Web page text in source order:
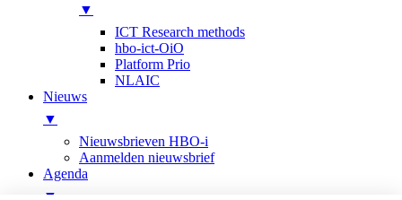
▼
ICT Research methods
hbo-ict-OiO
Platform Prio
NLAIC
Nieuws
▼
Nieuwsbrieven HBO-i
Aanmelden nieuwsbrief
Agenda
▼